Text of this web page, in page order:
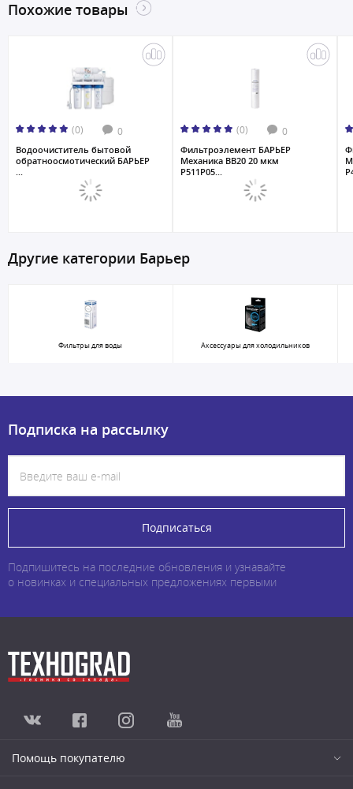
Похожие товары
(0) 0
Водоочиститель бытовой
обратноосмотический БАРЬЕР
...
(0) 0
Фильтроэлемент БАРЬЕР
Механика ВВ20 20 мкм
Р511Р05...
Другие категории Барьер
Фильтры для воды Аксессуары для холодильников
Подписка на рассылку
Подписаться
Подпишитесь на последние обновления и узнавайте
о новинках и специальных предложениях первыми
Помощь покупателю